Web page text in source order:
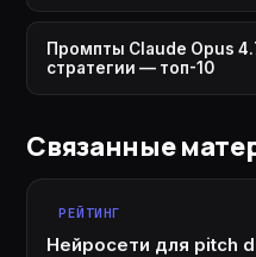
Промпты Claude Opus
стратегии — топ-10
Связанные
РЕЙТИНГ
Нейросети для pitch